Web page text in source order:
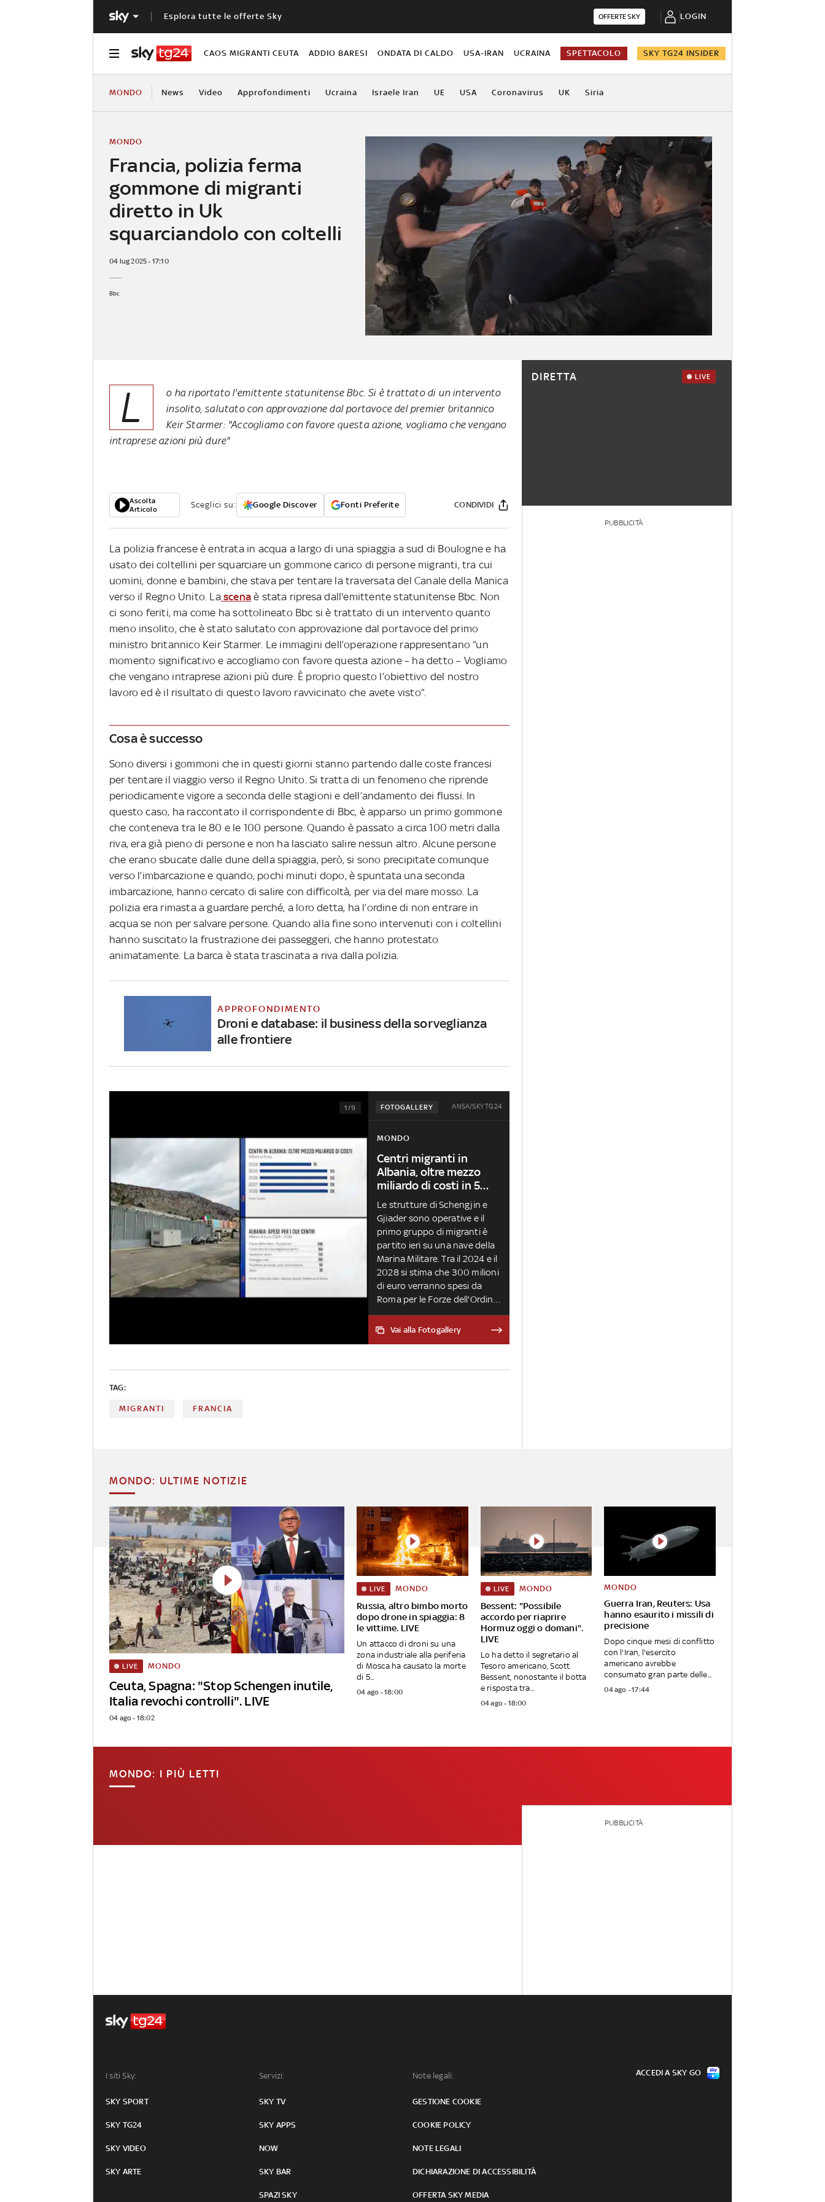
Esplora tutte le offerte Sky OFFERTE SKY LOGIN
CAOS MIGRANTI CEUTA ADDIO BARESI ONDATA DI CALDO USA-IRAN UCRAINA SPETTACOLO SKY TG24 INSIDER
MONDO News Video Approfondimenti Ucraina Israele Iran UE USA Coronavirus UK Siria
Francia, polizia ferma
gommone di migranti
diretto in Uk
squarciandolo con coltelli
MONDO
04 lug 2025 - 17:10
Bbc
L
o ha riportato l'emittente statunitense Bbc. Si è trattato di un intervento
insolito, salutato con approvazione dal portavoce del premier britannico
Keir Starmer: "Accogliamo con favore questa azione, vogliamo che vengano
intraprese azioni più dure"
Ascolta
Articolo
Sceglici su: Google Discover Fonti Preferite CONDIVIDI
La polizia francese è entrata in acqua a largo di una spiaggia a sud di Boulogne e ha
usato dei coltellini per squarciare un gommone carico di persone migranti, tra cui
uomini, donne e bambini, che stava per tentare la traversata del Canale della Manica
verso il Regno Unito. Lascena è stata ripresa dall'emittente statunitense Bbc. Non
ci sono feriti, ma come ha sottolineato Bbc si è trattato di un intervento quanto
meno insolito, che è stato salutato con approvazione dal portavoce del primo
ministro britannico Keir Starmer. Le immagini dell’operazione rappresentano “un
momento significativo e accogliamo con favore questa azione – ha detto – Vogliamo
che vengano intraprese azioni più dure. È proprio questo l’obiettivo del nostro
lavoro ed è il risultato di questo lavoro ravvicinato che avete visto”.
Cosa è successo
Sono diversi i gommoni che in questi giorni stanno partendo dalle coste francesi
per tentare il viaggio verso il Regno Unito. Si tratta di un fenomeno che riprende
periodicamente vigore a seconda delle stagioni e dell’andamento dei flussi. In
questo caso, ha raccontato il corrispondente di Bbc, è apparso un primo gommone
che conteneva tra le 80 e le 100 persone. Quando è passato a circa 100 metri dalla
riva, era già pieno di persone e non ha lasciato salire nessun altro. Alcune persone
che erano sbucate dalle dune della spiaggia, però, si sono precipitate comunque
verso l’imbarcazione e quando, pochi minuti dopo, è spuntata una seconda
imbarcazione, hanno cercato di salire con difficoltà, per via del mare mosso. La
polizia era rimasta a guardare perché, a loro detta, ha l’ordine di non entrare in
acqua se non per salvare persone. Quando alla fine sono intervenuti con i coltellini
hanno suscitato la frustrazione dei passeggeri, che hanno protestato
animatamente. La barca è stata trascinata a riva dalla polizia.
APPROFONDIMENTO
Droni e database: il business della sorveglianza
alle frontiere
FOTOGALLERY ANSA/SKY TG24
1/9
MONDO
Centri migranti in
Albania, oltre mezzo
miliardo di costi in 5
anni
Le strutture di Schengjin e
Gjiader sono operative e il
primo gruppo di migranti è
partito ieri su una nave della
Marina Militare. Tra il 2024 e il
2028 si stima che 300 milioni
di euro verranno spesi da
Roma per le Forze dell'Ordine
coinvolte nel progetto. Altre
spese ingenti riguardano poi
Vai alla Fotogallery
TAG:
MIGRANTI FRANCIA
DIRETTA LIVE
PUBBLICITÀ
MONDO: ULTIME NOTIZIE
Ceuta, Spagna: "Stop Schengen inutile,
Italia revochi controlli". LIVE
LIVE MONDO
04 ago - 18:02
Russia, altro bimbo morto
dopo drone in spiaggia: 8
le vittime. LIVE
LIVE MONDO
Un attacco di droni su una
zona industriale alla periferia
di Mosca ha causato la morte
di 5...
04 ago - 18:00
Bessent: "Possibile
accordo per riaprire
Hormuz oggi o domani".
LIVE
LIVE MONDO
Lo ha detto il segretario al
Tesoro americano, Scott
Bessent, nonostante il botta
e risposta tra...
04 ago - 18:00
Guerra Iran, Reuters: Usa
hanno esaurito i missili di
precisione
MONDO
Dopo cinque mesi di conflitto
con l'Iran, l'esercito
americano avrebbe
consumato gran parte delle...
04 ago - 17:44
MONDO: I PIÙ LETTI
PUBBLICITÀ
I siti Sky:
SKY SPORT
SKY TG24
SKY VIDEO
SKY ARTE
Servizi:
SKY TV
SKY APPS
NOW
SKY BAR
SPAZI SKY
Note legali:
GESTIONE COOKIE
COOKIE POLICY
NOTE LEGALI
DICHIARAZIONE DI ACCESSIBILITÀ
OFFERTA SKY MEDIA
ACCEDI A SKY GO